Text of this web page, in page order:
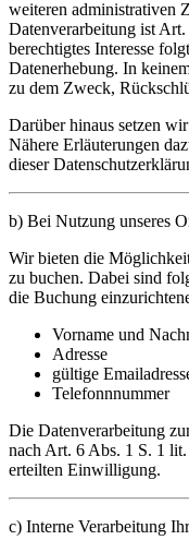
weiteren administrativen
Datenverarbeitung ist
berechtigtes Interesse
Datenerhebung. In
zu dem Zweck,
Darüber hinaus setzen
Nähere Erläuterungen
dieser
b) Bei Nutzung unseres
Wir bieten die
zu buchen. Dabei sind
die Buchung
Vorname und
Adresse
gültige
Telefonnnummer
Die Datenverarbeitung
nach Art. 6 Abs. 1 S. 1
erteilten Einwilligung.
c) Interne Verarbeitung